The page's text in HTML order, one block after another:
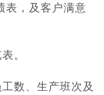
表，及客户满意
。
数、生产班次及